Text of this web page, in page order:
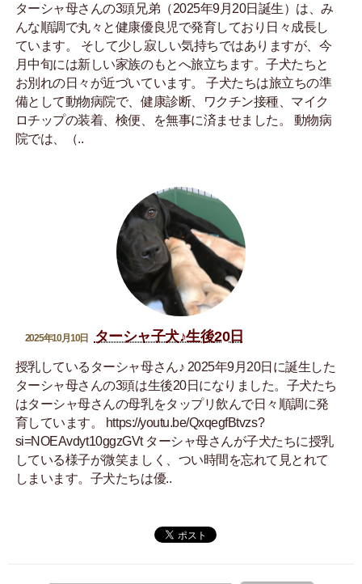
ターシャ母さんの3頭兄弟（2025年9月20日誕生）は、み
んな順調で丸々と健康優良児で発育しており日々成長し
ています。 そして少し寂しい気持ちではありますが、今
月中旬には新しい家族のもとへ旅立ちます。子犬たちと
お別れの日々が近づいています。 子犬たちは旅立ちの準
備として動物病院で、健康診断、ワクチン接種、マイク
ロチップの装着、検便、を無事に済ませました。 動物病
院では、（..
2025年10月10日 ターシャ子犬♪生後20日
授乳しているターシャ母さん♪ 2025年9月20日に誕生した
ターシャ母さんの3頭は生後20日になりました。子犬たち
はターシャ母さんの母乳をタップリ飲んで日々順調に発
育しています。 https://youtu.be/QxqegfBtvzs?
si=NOEAvdyt10ggzGVt ターシャ母さんが子犬たちに授乳
している様子が微笑ましく、つい時間を忘れて見とれて
しまいます。子犬たちは優..